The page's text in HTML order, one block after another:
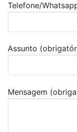
Telefone/
Assunto
Mensagem